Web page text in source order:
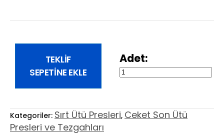
UPP1617KI
SİSTEM,
TEKLIF
SEPETINE EKLE
Kategoriler: Sırt Ütü Presleri, Ceket Son Ütü
Presleri ve Tezgahları